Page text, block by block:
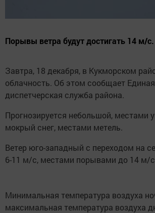
Порывы ветра будут достигать 14 м/с.
Завтра, 18 декабря, в Кукморском
облачность. Об этом сообщает
диспетчерская служба района.
Прогнозируется небольшой, местами
мокрый снег, местами метель.
Ветер юго-западный с переходом на
6-11 м/с, местами порывами до 14 м/
Минимальная температура воздуха
максимальная температура воздуха